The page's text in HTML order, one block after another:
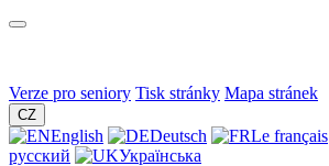
Verze pro seniory Tisk stránky Mapa stránek
CZ
English Deutsch Le français
русский
Українська